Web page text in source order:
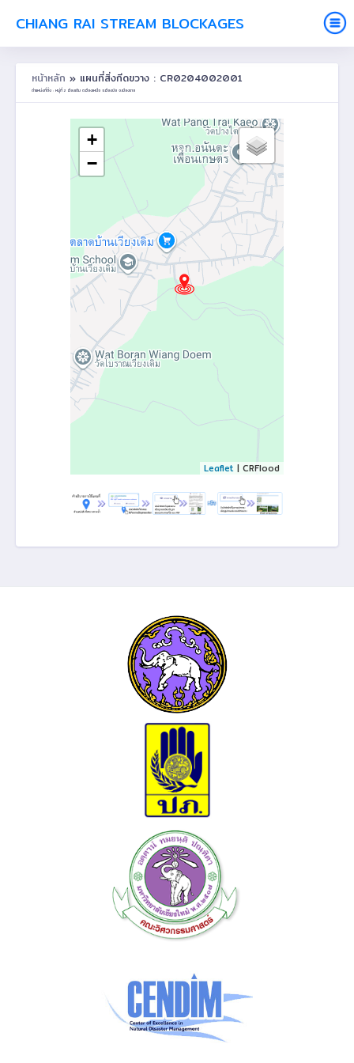
CHIANG RAI STREAM BLOCKAGES
หน้าหลัก » แผนที่สิ่งกีดขวาง : CR0204002001
ตำแหน่งที่ตั้ง : หมู่ที่ 2 เวียงเดิม ต.เวียงเหนือ อ.เวียงชัย จ.เชียงราย
+
−
Leaflet | CRFlood